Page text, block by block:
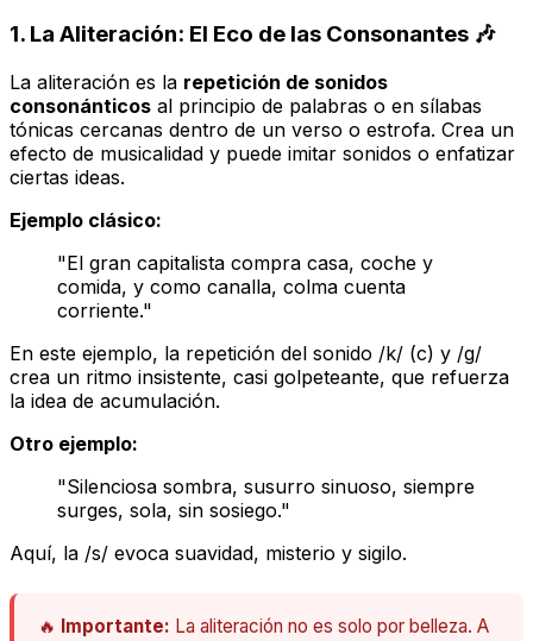
1. La Aliteración: El Eco de las Consonantes 🎶
La aliteración es la repetición de sonidos
consonánticos al principio de palabras o en sílabas
tónicas cercanas dentro de un verso o estrofa. Crea un
efecto de musicalidad y puede imitar sonidos o enfatizar
ciertas ideas.
Ejemplo clásico:
"El gran capitalista compra casa, coche y
comida, y como canalla, colma cuenta
corriente."
En este ejemplo, la repetición del sonido /k/ (c) y /g/
crea un ritmo insistente, casi golpeteante, que refuerza
la idea de acumulación.
Otro ejemplo:
"Silenciosa sombra, susurro sinuoso, siempre
surges, sola, sin sosiego."
Aquí, la /s/ evoca suavidad, misterio y sigilo.
🔥 Importante: La aliteración no es solo por belleza. A